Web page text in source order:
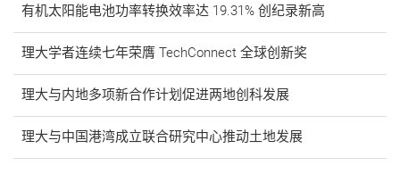
有机太阳能电池功率转换效率达 19.31% 创纪录新高
理大学者连续七年荣膺 TechConnect 全球创新奖
理大与内地多项新合作计划促进两地创科发展
理大与中国港湾成立联合研究中心推动土地发展